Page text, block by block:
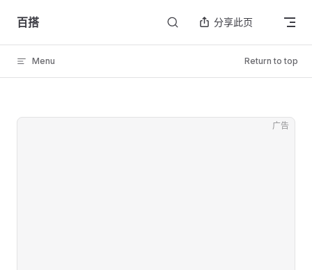
Skip to content
百搭 分享此页
Menu Return to top
广告